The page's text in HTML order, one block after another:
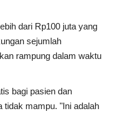
dari Rp100 juta yang
sejumlah
rampung dalam waktu
bagi pasien dan
tidak mampu. "Ini adalah